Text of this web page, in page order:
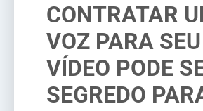
CONTRATAR
VOZ PARA SEU
VÍDEO PODE
SEGREDO